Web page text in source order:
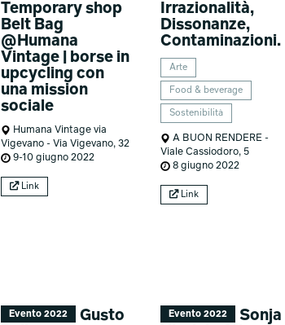
Temporary shop
Belt Bag
@Humana
Vintage | borse in
upcycling con
una mission
sociale
Humana Vintage via
Vigevano - Via Vigevano, 32
9-10 giugno 2022
Link
Irrazionalità,
Dissonanze,
Contaminazioni.
Arte
Food & beverage
Sostenibilità
A BUON RENDERE -
Viale Cassiodoro, 5
8 giugno 2022
Link
Evento 2022
Gusto
Evento 2022
Sonja